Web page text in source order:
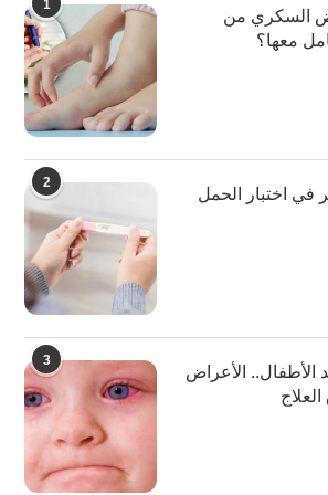
1
السكري من
معها؟
2
في اختبار الحمل
3
الأطفال.. الأعراض